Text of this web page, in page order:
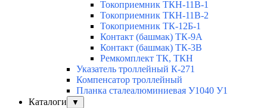
Токоприемник ТКН-11В-1
Токоприемник ТКН-11В-2
Токоприемник ТК-12Б-1
Контакт (башмак) ТК-9А
Контакт (башмак) ТК-3В
Ремкомплект ТК, ТКН
Указатель троллейный К-271
Компенсатор троллейный
Планка сталеалюминиевая У1040 У1
Каталоги
▼